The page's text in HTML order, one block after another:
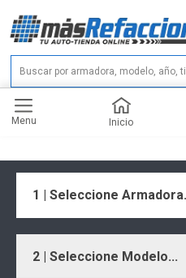
Menu Inicio
1 | Seleccione
2 | Seleccione Modelo...